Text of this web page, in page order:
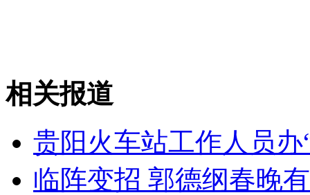
女孩北京地铁殴打老人 痛下狠手拳打脚踢
无痛分娩是否安全 医生回应
相关报道
贵阳火车站工作人员
临阵变招 郭德纲春晚